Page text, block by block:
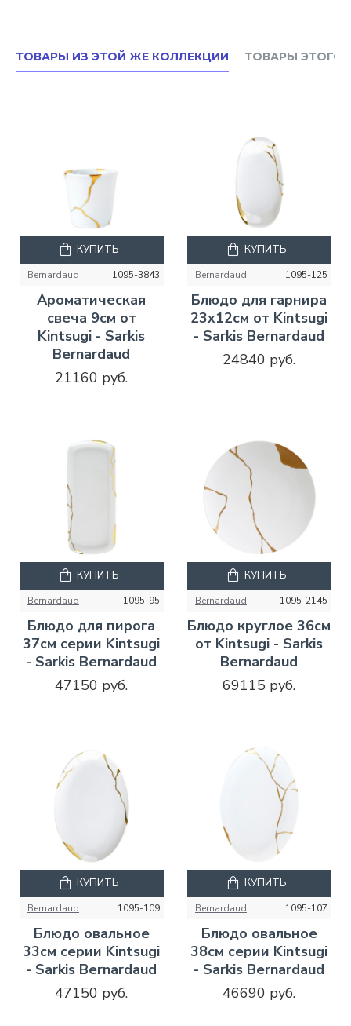
ТОВАРЫ ИЗ ЭТОЙ ЖЕ КОЛЛЕКЦИИ ТОВАРЫ ЭТОГО
Bernardaud 1095-3843
Ароматическая
свеча 9см от
Kintsugi - Sarkis
Bernardaud
21160 руб.
КУПИТЬ
Bernardaud 1095-125
Блюдо для гарнира
23х12см от Kintsugi
- Sarkis Bernardaud
24840 руб.
КУПИТЬ
Bernardaud 1095-95
Блюдо для пирога
37см серии Kintsugi
- Sarkis Bernardaud
47150 руб.
КУПИТЬ
Bernardaud 1095-2145
Блюдо круглое 36см
от Kintsugi - Sarkis
Bernardaud
69115 руб.
КУПИТЬ
Bernardaud 1095-109
Блюдо овальное
33см серии Kintsugi
- Sarkis Bernardaud
47150 руб.
КУПИТЬ
Bernardaud 1095-107
Блюдо овальное
38см серии Kintsugi
- Sarkis Bernardaud
46690 руб.
КУПИТЬ